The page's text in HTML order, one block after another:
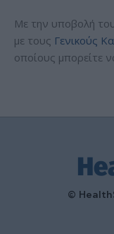
Με την υποβολή
με τους Γενικούς
οποίους μπορείτε
©